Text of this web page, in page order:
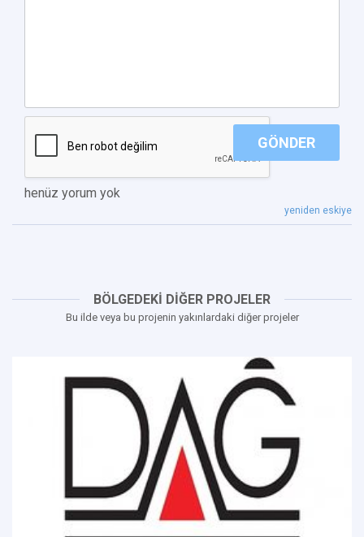
GÖNDER
henüz yorum yok
yeniden eskiye
BÖLGEDEKİ DİĞER PROJELER
Bu ilde veya bu projenin yakınlardaki diğer projeler